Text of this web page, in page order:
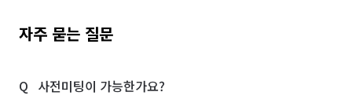
자주 묻는 질문
사전미팅이 가능한가요?